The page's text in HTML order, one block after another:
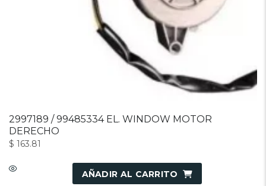
2997189 / 99485334 EL. WINDOW MOTOR
DERECHO
$ 163.81
AÑADIR AL CARRITO